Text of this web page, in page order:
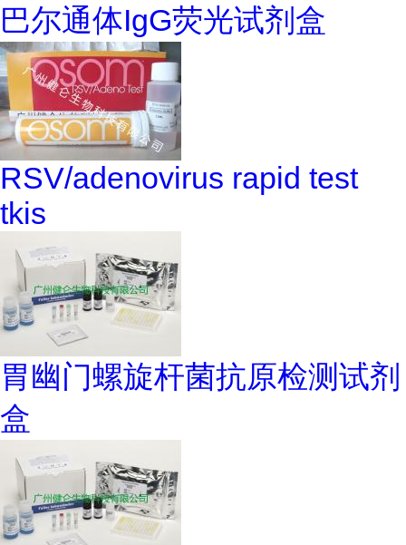
巴尔通体IgG荧光试剂盒
RSV/adenovirus rapid test
tkis
胃幽门螺旋杆菌抗原检测试剂
盒